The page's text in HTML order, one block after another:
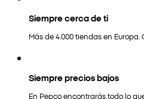
Siempre cerca de ti
Más de 4.000 tiendas en
Siempre precios bajos
En Pepco encontrarás todo lo